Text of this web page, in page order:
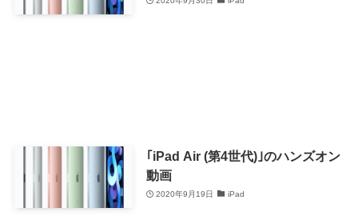
｢iPad Air (第4世代)｣のハンズオン
動画
2020年9月19日 iPad